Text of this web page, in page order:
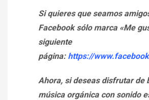
Si quieres que seamos
Facebook sólo marca «Me
siguiente
página: https://
Ahora, si deseas disfrutar de
música orgánica con sonido